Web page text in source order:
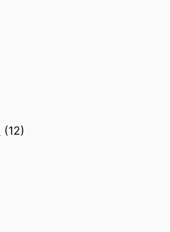
(12)